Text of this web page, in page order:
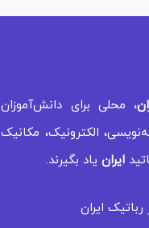
، محلی برای دانش‌آموزان
الکترونیک، مکانیک
ایران یاد بگیرند.
ایران